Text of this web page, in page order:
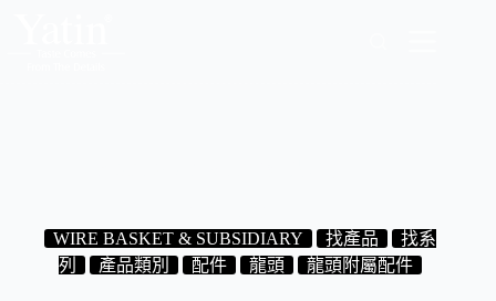
WIRE BASKET & SUBSIDIARY
找產品
找系
列
產品類別 配件 龍頭 龍頭附屬配件